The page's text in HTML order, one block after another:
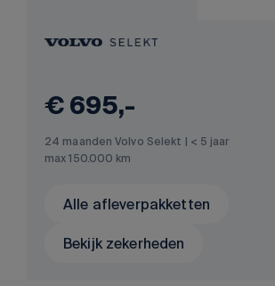
€ 695,-
24 maanden Volvo Selekt | < 5 jaar
max 150.000 km
Alle afleverpakketten
Bekijk zekerheden